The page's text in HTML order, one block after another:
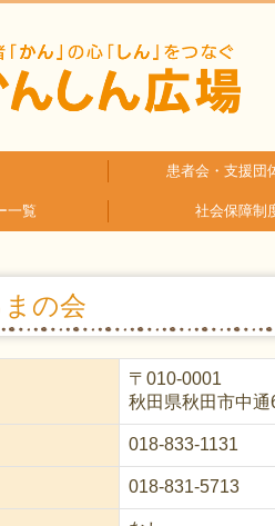
患者会・支援団
疾患別検索
疾患分類検
一覧
タビュー
ンタビュー
社会保障制
の会
〒 010-0001
秋田県秋田市中
018-833-1131
018-831-5713